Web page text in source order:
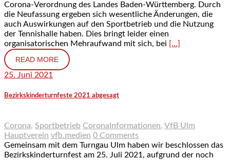
Corona-Verordnung des Landes Baden-Württemberg. Durch
die Neufassung ergeben sich wesentliche Änderungen, die
auch Auswirkungen auf den Sportbetrieb und die Nutzung
der Tennishalle haben. Dies bringt leider einen
organisatorischen Mehraufwand mit sich, bei […]
READ MORE
25. Juni 2021
Bezirkskinderturnfeste 2021 abgesagt
Corona, Sportbetrieb CoronaInformationen, VfB Ulm
Hauptverein vfb.medien 0 Comments
Gemeinsam mit dem Turngau Ulm haben wir beschlossen das
Bezirkskinderturnfest am 25. Juli 2021, aufgrund der noch